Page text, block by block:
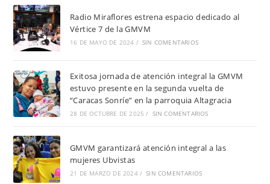
Radio Miraflores estrena espacio dedicado al
Vértice 7 de la GMVM
16 DE MAYO DE 2024 / SIN COMENTARIOS
Exitosa jornada de atención integral la GMVM
estuvo presente en la segunda vuelta de
“Caracas Sonríe” en la parroquia Altagracia
28 DE OCTUBRE DE 2025 / SIN COMENTARIOS
GMVM garantizará atención integral a las
mujeres Ubvistas
21 DE MARZO DE 2024 / SIN COMENTARIOS